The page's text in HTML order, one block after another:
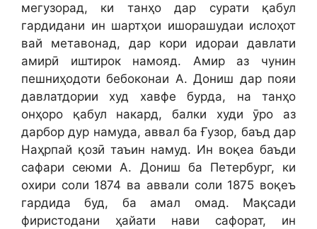
мегузорад, ки танҳо дар сурати қабул
гардидани ин шартҳои ишорашудаи ислоҳот
вай метавонад, дар кори идораи давлати
амирӣ иштирок намояд. Амир аз чунин
пешниҳодоти бебоконаи А. Дониш дар пояи
давлатдории худ хавфе бурда, на танҳо
онҳоро қабул накард, балки худи ӯро аз
дарбор дур намуда, аввал ба Ғузор, баъд дар
Наҳрпай қозӣ таъин намуд. Ин воқеа баъди
сафари сеюми А. Дониш ба Петербург, ки
охири соли 1874 ва аввали соли 1875 воқеъ
гардида буд, ба амал омад. Мақсади
фиристодани ҳайати нави сафорат, ин